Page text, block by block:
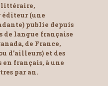
littéraire,
éditeur (une
publie depuis
de langue française
de France,
d’ailleurs) et des
français, à une
par an.